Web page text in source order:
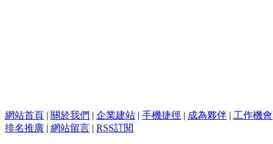
網站首頁 | 關於我們 | 企業建站 | 手機捷徑 | 成為夥伴 | 工作機會
排名推廣 | 網站留言 | RSS訂閱